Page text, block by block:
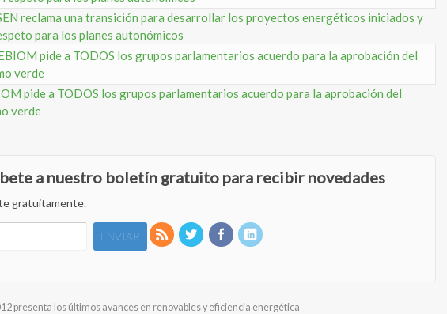
reclama una transición para desarrollar los proyectos energéticos iniciados y
para los planes autonómicos
pide a TODOS los grupos parlamentarios acuerdo para la aprobación del
verde
a nuestro boletín gratuito para recibir novedades
gratuitamente.
presenta los últimos avances en renovables y eficiencia energética